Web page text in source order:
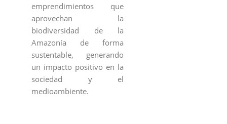
emprendimientos que
aprovechan la
biodiversidad de la
Amazonía de forma
sustentable, generando
un impacto positivo en la
sociedad y el
medioambiente.